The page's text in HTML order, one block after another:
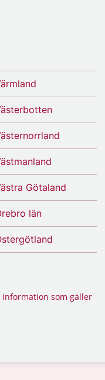
Götaland
län
som gäller